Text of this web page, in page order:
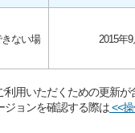
きない場
2015年
用いただくための更新が
ョンを確認する際は<<